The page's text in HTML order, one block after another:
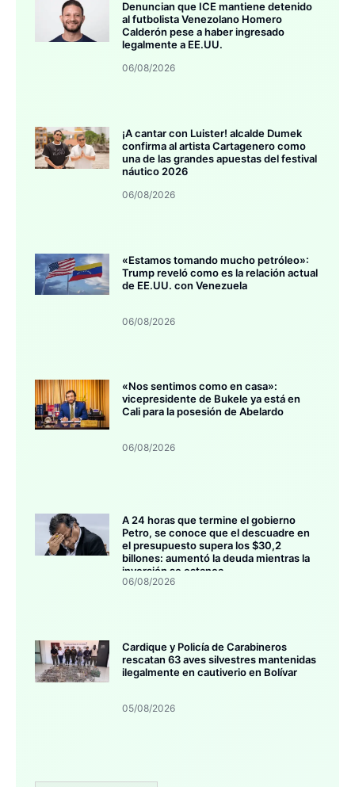
Denuncian que ICE mantiene detenido
al futbolista Venezolano Homero
Calderón pese a haber ingresado
legalmente a EE.UU.
06/08/2026
¡A cantar con Luister! alcalde Dumek
confirma al artista Cartagenero como
una de las grandes apuestas del festival
náutico 2026
06/08/2026
«Estamos tomando mucho petróleo»:
Trump reveló como es la relación actual
de EE.UU. con Venezuela
06/08/2026
«Nos sentimos como en casa»:
vicepresidente de Bukele ya está en
Cali para la posesión de Abelardo
06/08/2026
A 24 horas que termine el gobierno
Petro, se conoce que el descuadre en
el presupuesto supera los $30,2
billones: aumentó la deuda mientras la
inversión se estanca
06/08/2026
Cardique y Policía de Carabineros
rescatan 63 aves silvestres mantenidas
ilegalmente en cautiverio en Bolívar
05/08/2026